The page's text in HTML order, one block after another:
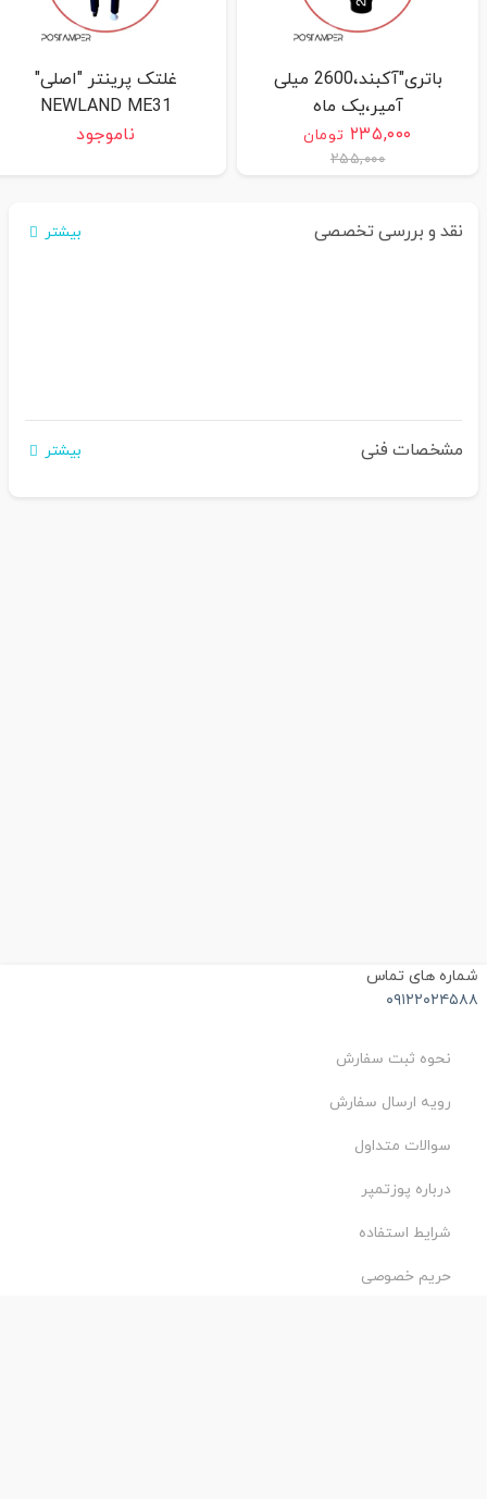
باتری"آکبند،2600 میلی
آمپر،یک ماه
۲۳۵,۰۰۰ تومان
۲۵۵,۰۰۰
غلتک پرینتر "اصلی"
NEWLAND ME31
ناموجود
نقد و بررسی تخصصی بیشتر
مشخصات فنی بیشتر
های تماس
نحوه ثبت سفارش
رویه ارسال سفارش
سوالات متداول
درباره پوزتمپر
شرایط استفاده
حریم خصوصی